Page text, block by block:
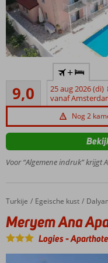
Kleinschalig
appartementencomplex
Op
loopafstand
van Dalyan
Buffetrestaurant
Ruime
appartementen
Nederlandse
9,0Uitstekend
21
beoordelingen
+
25 aug 2026 (di)
vanaf
Nog 2
Voor “Algemene indruk” krijgt
Home
Turkije Egeische kust
Meryem Ana Aparthotel
Meryem Ana
Logies-